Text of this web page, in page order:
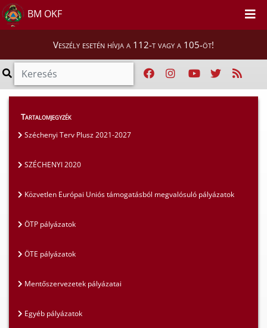
BM OKF
Veszély esetén hívja a 112-t vagy a 105-öt!
Szakmai tájékoztatók
SZÉCHENYI 2020
Tartalomjegyzék
Széchenyi Terv Plusz 2021-2027
SZÉCHENYI 2020
Közvetlen Európai Uniós támogatásból megvalósuló pályázatok
ÖTP pályázatok
ÖTE pályázatok
Mentőszervezetek pályázatai
Egyéb pályázatok